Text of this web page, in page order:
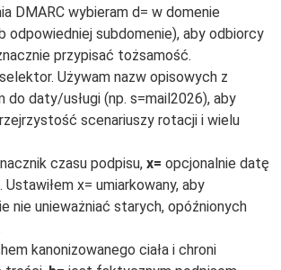
DMARC wybieram d= w domenie
odpowiedniej subdomenie), aby odbiorcy
przypisać tożsamość.
Używam nazw opisowych z
do daty/usługi (np. s=mail2026), aby
scenariuszy rotacji i wielu
czasu podpisu, x= opcjonalnie datę
Ustawiłem x= umiarkowany, aby
nie unieważniać starych, opóźnionych
kanonizowanego ciała i chroni